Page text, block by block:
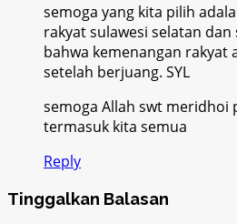
semoga yang kita pilih
rakyat sulawesi selatan
bahwa kemenangan rakyat
setelah berjuang. SYL
semoga Allah swt meridhoi
termasuk kita semua
Reply
Tinggalkan Balasan